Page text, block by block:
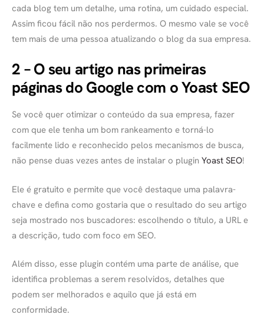
cada blog tem um detalhe, uma rotina, um cuidado especial.
Assim ficou fácil não nos perdermos. O mesmo vale se você
tem mais de uma pessoa atualizando o blog da sua empresa.
2 – O seu artigo nas primeiras
páginas do Google com o Yoast SEO
Se você quer otimizar o conteúdo da sua empresa, fazer
com que ele tenha um bom rankeamento e torná-lo
facilmente lido e reconhecido pelos mecanismos de busca,
não pense duas vezes antes de instalar o plugin Yoast SEO!
Ele é gratuito e permite que você destaque uma palavra-
chave e defina como gostaria que o resultado do seu artigo
seja mostrado nos buscadores: escolhendo o título, a URL e
a descrição, tudo com foco em SEO.
Além disso, esse plugin contém uma parte de análise, que
identifica problemas a serem resolvidos, detalhes que
podem ser melhorados e aquilo que já está em
conformidade.